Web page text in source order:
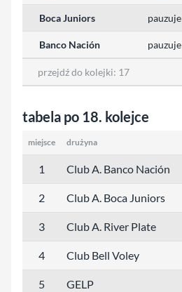
Boca Juniors pauzuje
Banco Nación pauzuje
przejdź do kolejki: 17
tabela po 18. kolejce
miejsce drużyna
1 Club A. Banco Nación
2 Club A. Boca Juniors
3 Club A. River Plate
4 Club Bell Voley
5 GELP